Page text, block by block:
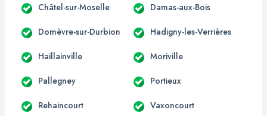
Châtel-sur-Moselle Damas-aux-Bois
Domèvre-sur-Durbion Hadigny-les-Verrières
Haillainville Moriville
Pallegney Portieux
Rehaincourt Vaxoncourt